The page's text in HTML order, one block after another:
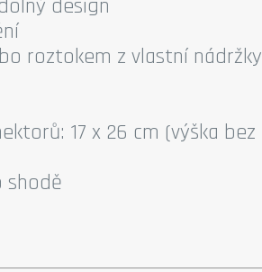
design
roztokem z vlastní
17 x 26 cm (výška bez
shodě